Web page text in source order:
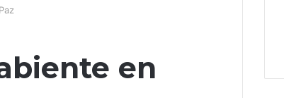
en